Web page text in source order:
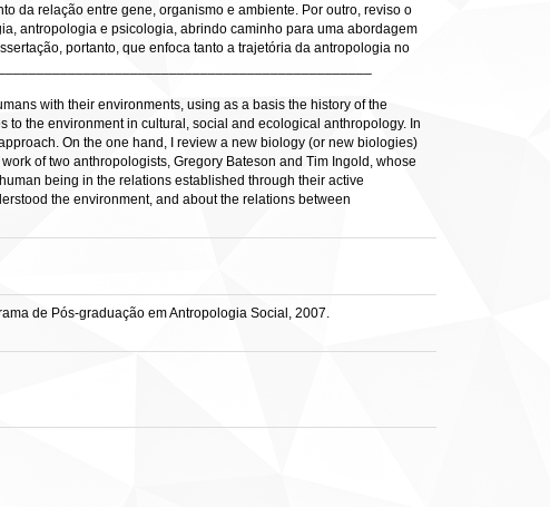
da relação entre gene, organismo e ambiente. Por outro, reviso o
antropologia e psicologia, abrindo caminho para uma abordagem
portanto, que enfoca tanto a trajetória da antropologia no
with their environments, using as a basis the history of the
to the environment in cultural, social and ecological anthropology. In
On the one hand, I review a new biology (or new biologies)
of two anthropologists, Gregory Bateson and Tim Ingold, whose
being in the relations established through their active
the environment, and about the relations between
de Pós-graduação em Antropologia Social, 2007.